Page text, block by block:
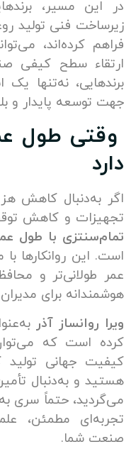
مسیر، برندهایی
فنی تولید روغن‌های
می‌توانند
سطح کیفی صنایع
نه‌تنها یک
پایدار و بلندمدت
طول عمر و
کاهش هزینه‌های
و کاهش توقفات
با طول عمر بالا ،
روانکارها با
و محافظت
برای مدیران فنی
آذربه‌عنوان یک
که می‌توان در
جهانی تولید کرد.
به‌دنبال تأمین
حتماً سری به
مطمئن، علمی و